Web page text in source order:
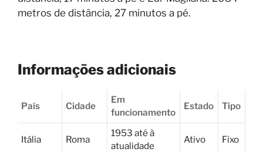
metros de distância, 27 minutos a pé.
Informações adicionais
País Cidade
Em
funcionamento
Estado Tipo
Itália Roma
1953 até à
atualidade
Ativo Fixo